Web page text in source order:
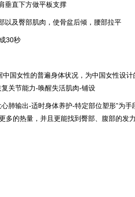
直下方做平板支撑
及臀部肌肉，使骨盆后倾，腰部拉平
30秒
中国女性的普遍身体状况，为中国女性设
复关节能力-唤醒失活肌肉-铺设
肺输出-适时身体养护-特定部位塑形”为手
多的热量，并且更能找到臀部、腹部的发